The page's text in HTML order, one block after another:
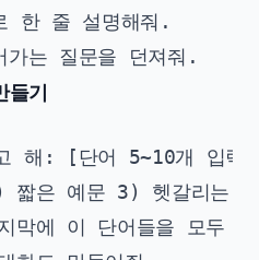
한 줄 설명해줘.
들기
해: [단어 5~10개 입력]
은 예문 3) 헷갈리는 비
막에 이 단어들을 모두 쓴